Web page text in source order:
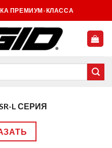
ПРЕМИУМ-КЛАССА
L СЕРИЯ